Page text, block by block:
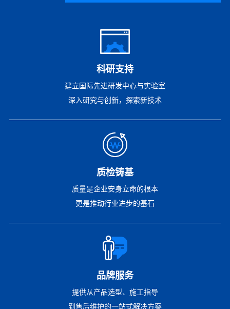
科研支持
建立国际先进研发中心与实验室
深入研究与创新，探索新技术
质检铸基
质量是企业安身立命的根本
更是推动行业进步的基石
品牌服务
提供从产品选型、施工指导
到售后维护的一站式解决方案